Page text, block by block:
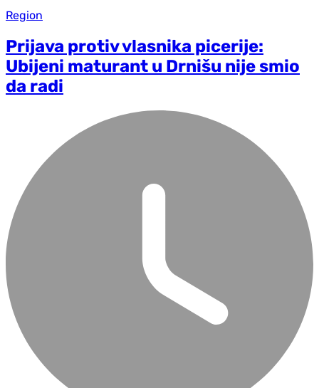
Region
Prijava protiv vlasnika picerije:
Ubijeni maturant u Drnišu nije smio
da radi